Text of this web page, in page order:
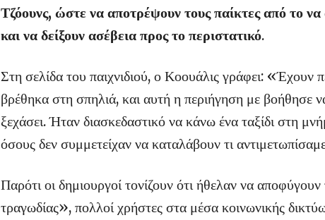
Τζόουνς, ώστε να αποτρέψουν τους παίκτες από το
και να δείξουν ασέβεια προς το περιστατικό.
Στη σελίδα του παιχνιδιού, ο Κοουάλις γράφει: «Έχουν
βρέθηκα στη σπηλιά, και αυτή η περιήγηση με βοήθησε
ξεχάσει. Ήταν διασκεδαστικό να κάνω ένα ταξίδι στη
όσους δεν συμμετείχαν να καταλάβουν τι
Παρότι οι δημιουργοί τονίζουν ότι ήθελαν να
τραγωδίας», πολλοί χρήστες στα μέσα κοινωνικής